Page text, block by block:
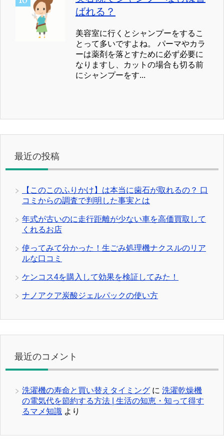
ばれる？
美容室に行くとシャンプーをするこ
とって多いですよね。 パーマやカラ
ーは薬剤を落とすために必ず必要に
なりますし、カットの場合も切る前
にシャンプーをす...
最近の投稿
【このこのふりかけ】は本当に歯石が取れるの？ 口
コミからの調査で判明した事実とは
年式が古いのに走行距離が少ない車を高価買取して
くれるお店
使ってみて分かった！生ごみ処理機ナクスルのリア
ルな口コミ
ケンコス4を購入して効果を検証してみた！
ナノアクア炭酸ジェルパックの使い方
最近のコメント
洗濯機の寿命と買い替えタイミング に 洗濯乾燥機
の電気代を節約する方法 | 生活の知恵・知って得す
るマメ知識 より